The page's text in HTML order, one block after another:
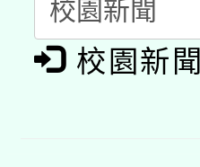
礎課程
A3數位
「數位
校園新